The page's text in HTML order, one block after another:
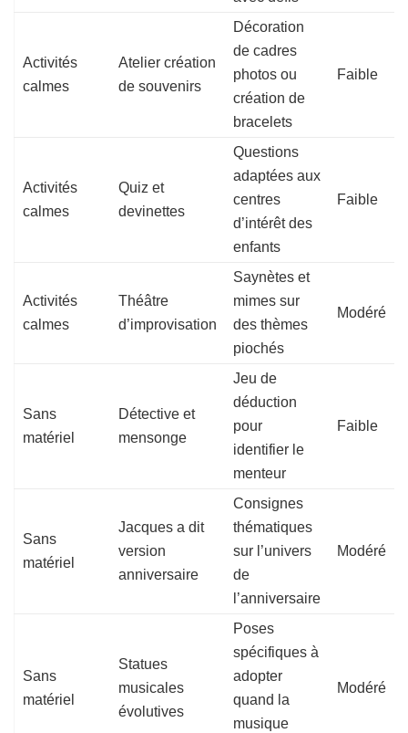
Activités
calmes
Atelier création
de souvenirs
Décoration
de cadres
photos ou
création de
bracelets
Faible
Activités
calmes
Quiz et
devinettes
Questions
adaptées aux
centres
d’intérêt des
enfants
Faible
Activités
calmes
Théâtre
d’improvisation
Saynètes et
mimes sur
des thèmes
piochés
Modéré
Sans
matériel
Détective et
mensonge
Jeu de
déduction
pour
identifier le
menteur
Faible
Sans
matériel
Jacques a dit
version
anniversaire
Consignes
thématiques
sur l’univers
de
l’anniversaire
Modéré
Sans
matériel
Statues
musicales
évolutives
Poses
spécifiques à
adopter
quand la
musique
Modéré